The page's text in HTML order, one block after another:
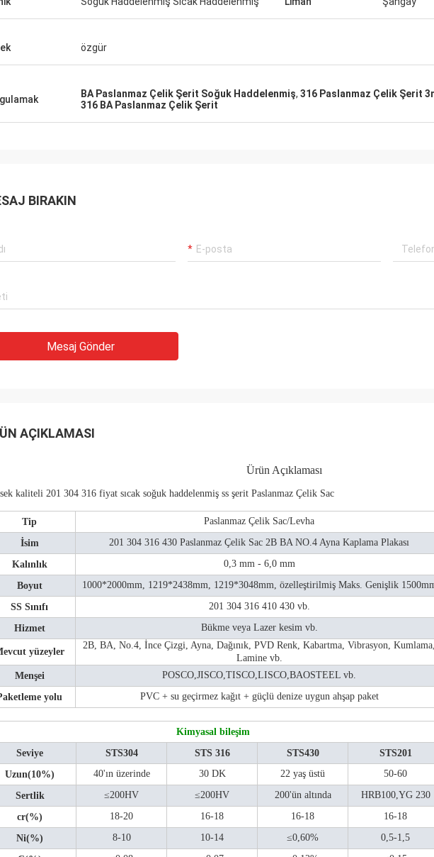
özgür
BA Paslanmaz Çelik Şerit Soğuk Haddelenmiş, 316 Paslanmaz Çelik Şerit
316 BA Paslanmaz Çelik Şerit
BIRAKIN
Mesaj Gönder
AÇIKLAMASI
Ürün Açıklaması
kaliteli 201 304 316 fiyat sıcak soğuk haddelenmiş ss şerit Paslanmaz Çelik Sac
Tip Paslanmaz Çelik Sac/Levha
İsim 201 304 316 430 Paslanmaz Çelik Sac 2B BA NO.4 Ayna Kaplama Plakası
Kalınlık 0,3 mm - 6,0 mm
Boyut 1000*2000mm, 1219*2438mm, 1219*3048mm, özelleştirilmiş Maks. Genişlik
SS Sınıfı 201 304 316 410 430 vb.
Hizmet Bükme veya Lazer kesim vb.
yüzeyler
2B, BA, No.4, İnce Çizgi, Ayna, Dağınık, PVD Renk, Kabartma, Vibrasyon, Kumlama,
Lamine vb.
Menşei
POSCO,JISCO,TISCO,LISCO,BAOSTEEL vb.
yolu PVC + su geçirmez kağıt + güçlü denize uygun ahşap paket
Kimyasal bileşim
Seviye
STS304 STS 316 STS430
STS201
Uzun(10%)
40'ın üzerinde 30 DK 22 yaş üstü 50-60
Sertlik ≤200HV ≤200HV 200'ün altında HRB100,YG 230
cr(%) 18-20 16-18 16-18 16-18
Ni(%) 8-10 10-14 ≤0,60% 0,5-1,5